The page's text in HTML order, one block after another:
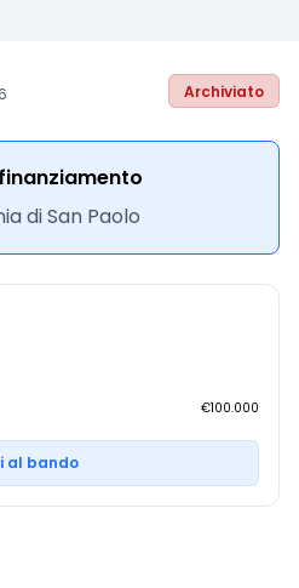
Archiviato
di San Paolo
€100.000
al bando